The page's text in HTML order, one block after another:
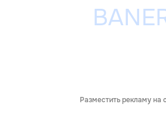
Разместить рекламу на